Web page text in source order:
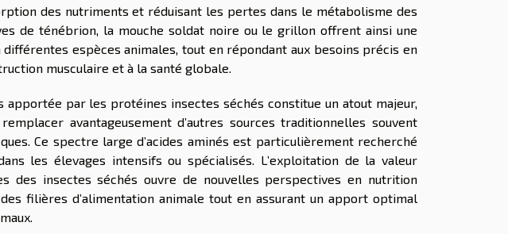
des nutriments et réduisant les pertes dans le métabolisme des
de ténébrion, la mouche soldat noire ou le grillon offrent ainsi une
espèces animales, tout en répondant aux besoins précis en
musculaire et à la santé globale.
apportée par les protéines insectes séchés constitue un atout majeur,
avantageusement d’autres sources traditionnelles souvent
Ce spectre large d’acides aminés est particulièrement recherché
les élevages intensifs ou spécialisés. L’exploitation de la valeur
des insectes séchés ouvre de nouvelles perspectives en nutrition
filières d’alimentation animale tout en assurant un apport optimal